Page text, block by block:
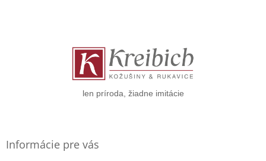
len príroda, žiadne imitácie
Informácie pre vás